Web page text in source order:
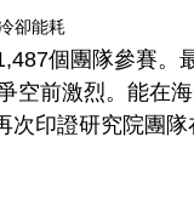
卻能耗
個團隊參賽。
空前激烈。能在
印證研究院團